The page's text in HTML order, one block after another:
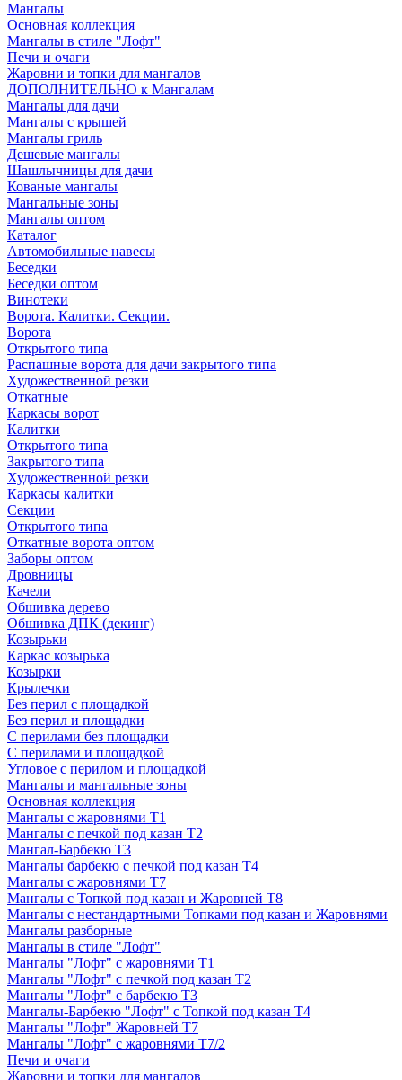
Мангалы
Основная коллекция
Мангалы в стиле "Лофт"
Печи и очаги
Жаровни и топки для мангалов
ДОПОЛНИТЕЛЬНО к Мангалам
Мангалы для дачи
Мангалы с крышей
Мангалы гриль
Дешевые мангалы
Шашлычницы для дачи
Кованые мангалы
Мангальные зоны
Мангалы оптом
Каталог
Автомобильные навесы
Беседки
Беседки оптом
Винотеки
Ворота. Калитки. Секции.
Ворота
Открытого типа
Распашные ворота для дачи закрытого типа
Художественной резки
Откатные
Каркасы ворот
Калитки
Открытого типа
Закрытого типа
Художественной резки
Каркасы калитки
Секции
Открытого типа
Откатные ворота оптом
Заборы оптом
Дровницы
Качели
Обшивка дерево
Обшивка ДПК (декинг)
Козырьки
Каркас козырька
Козырки
Крылечки
Без перил с площадкой
Без перил и площадки
С перилами без площадки
С перилами и площадкой
Угловое с перилом и площадкой
Мангалы и мангальные зоны
Основная коллекция
Мангалы с жаровнями Т1
Мангалы с печкой под казан Т2
Мангал-Барбекю Т3
Мангалы барбекю с печкой под казан Т4
Мангалы с жаровнями Т7
Мангалы с Топкой под казан и Жаровней Т8
Мангалы с нестандартными Топками под казан и Жаровнями
Мангалы разборные
Мангалы в стиле "Лофт"
Мангалы "Лофт" с жаровнями Т1
Мангалы "Лофт" с печкой под казан Т2
Мангалы "Лофт" с барбекю Т3
Мангалы-Барбекю "Лофт" с Топкой под казан Т4
Мангалы "Лофт" Жаровней Т7
Мангалы "Лофт" с жаровнями Т7/2
Печи и очаги
Жаровни и топки для мангалов